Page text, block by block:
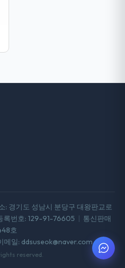
: 경기도 성남시 분당구 대왕판교로
록번호: 129-91-76605 | 통신판매
호
메일: ddsuseok@naver.com
reserved.